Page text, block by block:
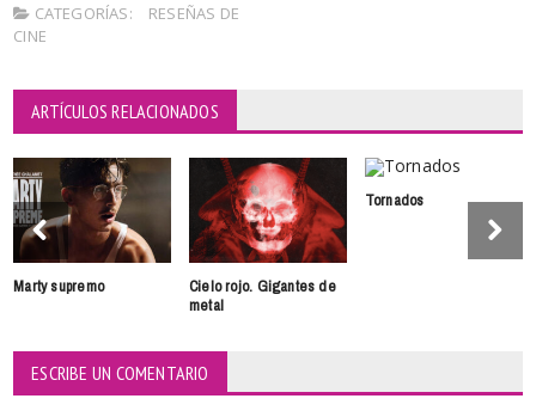
CATEGORÍAS:
RESEÑAS DE
CINE
ARTÍCULOS RELACIONADOS
Marty supremo Cielo rojo. Gigantes de
metal
Tornados
ESCRIBE UN COMENTARIO